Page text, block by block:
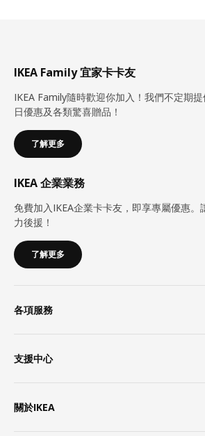
IKEA Family 宜家卡卡友
IKEA Family隨時歡迎你加入！我們不定期
日優惠及各類驚喜贈品！
了解更多
IKEA 企業業務
免費加入IKEA企業卡卡友，即享專屬優惠。
力後援！
了解更多
各項服務
支援中心
關於IKEA